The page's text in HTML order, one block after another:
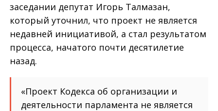
заседании депутат Игорь Талмазан,
который уточнил, что проект не является
недавней инициативой, а стал результатом
процесса, начатого почти десятилетие
назад.
«Проект Кодекса об организации и
деятельности парламента не является